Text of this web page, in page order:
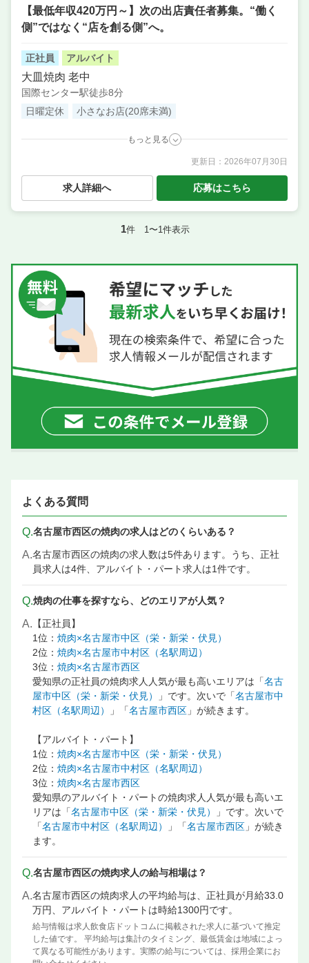
【最低年収420万円～】次の出店責任者募集。“働く
側”ではなく“店を創る側”へ。
正社員 アルバイト
大皿焼肉 老中
国際センター駅徒歩8分
日曜定休
小さなお店(20席未満)
もっと見る
料理長候補（シェフ・板長など） ／ 調理・キッチン
スタッフ・板前 ／ 店長候補・マネージャー ／ サービ
ス・ホール
焼肉居酒屋
愛知県名古屋市西区那古野2-19-23 ZERO-NEXT E号
単価 10000円〜15000円
更新日： 2026年07月30日
求人詳細へ 応募はこちら
1件 1〜1件表示
よくある質問
Q.名古屋市西区の焼肉の求人はどのくらいある？
A.名古屋市西区の焼肉の求人数は5件あります。うち、正社
員求人は4件、アルバイト・パート求人は1件です。
Q.焼肉の仕事を探すなら、どのエリアが人気？
A. 【正社員】
1位： 焼肉×名古屋市中区（栄・新栄・伏見）
2位： 焼肉×名古屋市中村区（名駅周辺）
3位： 焼肉×名古屋市西区
愛知県の正社員の焼肉求人人気が最も高いエリアは「名古
屋市中区（栄・新栄・伏見）
」です。次いで「名古屋市中
村区（名駅周辺）
」「名古屋市西区 」が続きます。
【アルバイト・パート】
1位： 焼肉×名古屋市中区（栄・新栄・伏見）
2位： 焼肉×名古屋市中村区（名駅周辺）
3位： 焼肉×名古屋市西区
愛知県のアルバイト・パートの焼肉求人人気が最も高いエ
リアは「名古屋市中区（栄・新栄・伏見）
」です。次いで
「名古屋市中村区（名駅周辺） 」「名古屋市西区 」が続き
ます。
Q.名古屋市西区の焼肉求人の給与相場は？
A.名古屋市西区の焼肉求人の平均給与は、正社員が月給33.0
万円、アルバイト・パートは時給1300円です。
給与情報は求人飲食店ドットコムに掲載された求人に基づいて推定
した値です。 平均給与は集計のタイミング、最低賃金は地域によっ
て異なる可能性があります。実際の給与については、採用企業にお